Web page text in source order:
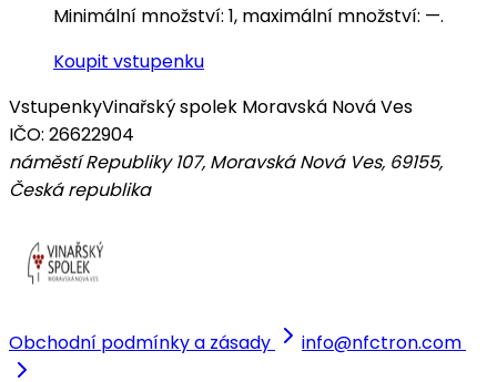
Minimální množství: 1, maximální množství: —.
Koupit vstupenku
VstupenkyVinařský spolek Moravská Nová Ves
IČO: 26622904
náměstí Republiky 107, Moravská Nová Ves, 69155,
Česká republika
Obchodní podmínky a zásady info@nfctron.com